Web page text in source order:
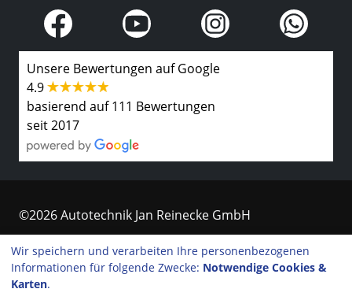
Unsere Bewertungen auf Google
4.9
basierend auf 111 Bewertungen
seit 2017
©2026 Autotechnik Jan Reinecke GmbH
Kontakt
Wir speichern und verarbeiten Ihre personenbezogenen
Informationen für folgende Zwecke: Notwendige Cookies &
Karten.